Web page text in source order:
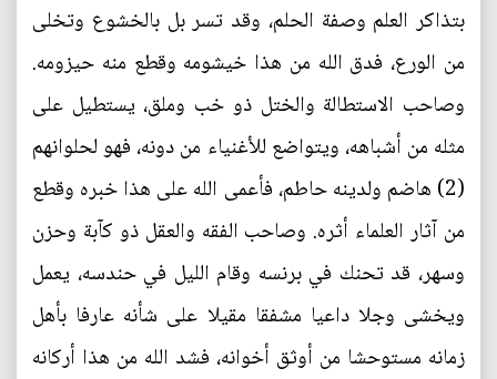
بتذاكر العلم وصفة الحلم، وقد تسر بل بالخشوع وتخلى
من الورع، فدق الله من هذا خيشومه وقطع منه حيزومه.
وصاحب الاستطالة والختل ذو خب وملق، يستطيل على
مثله من أشباهه، ويتواضع للأغنياء من دونه، فهو لحلوانهم
(2) هاضم ولدينه حاطم، فأعمى الله على هذا خبره وقطع
من آثار العلماء أثره. وصاحب الفقه والعقل ذو كآبة وحزن
وسهر، قد تحنك في برنسه وقام الليل في حندسه، يعمل
ويخشى وجلا داعيا مشفقا مقيلا على شأنه عارفا بأهل
زمانه مستوحشا من أوثق أخوانه، فشد الله من هذا أركانه